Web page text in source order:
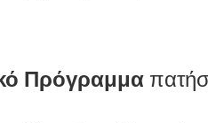
Πρόγραμμα